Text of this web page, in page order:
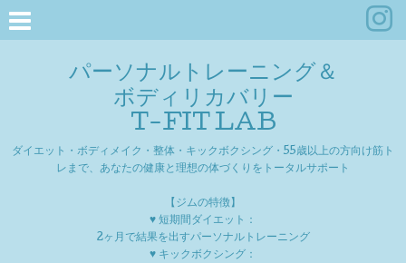
パーソナルトレーニング＆
ボディリカバリー
T-FIT LAB
ダイエット・ボディメイク・整体・キックボクシング・55歳以上の方向け筋ト
レまで、あなたの健康と理想の体づくりをトータルサポート
【ジムの特徴】
♥ 短期間ダイエット：
2ヶ月で結果を出すパーソナルトレーニング
♥ キックボクシング：